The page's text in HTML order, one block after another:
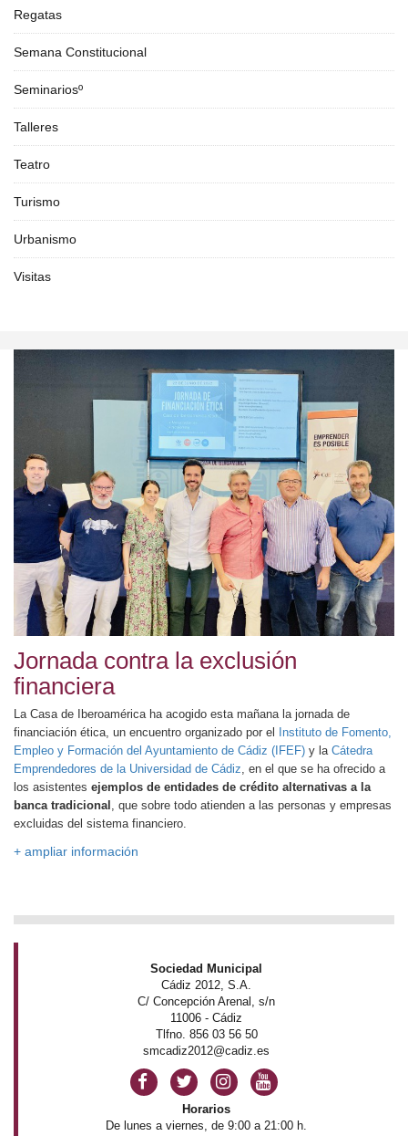
Regatas
Semana Constitucional
Seminariosº
Talleres
Teatro
Turismo
Urbanismo
Visitas
Jornada contra la exclusión
financiera
La Casa de Iberoamérica ha acogido esta mañana la jornada de
financiación ética, un encuentro organizado por el Instituto de Fomento,
Empleo y Formación del Ayuntamiento de Cádiz (IFEF) y la Cátedra
Emprendedores de la Universidad de Cádiz , en el que se ha ofrecido a
los asistentes ejemplos de entidades de crédito alternativas a la
banca tradicional , que sobre todo atienden a las personas y empresas
excluidas del sistema financiero.
+ ampliar información
Sociedad Municipal
Cádiz 2012, S.A.
C/ Concepción Arenal, s/n
11006 - Cádiz
Tlfno. 856 03 56 50
smcadiz2012@cadiz.es
Horarios
De lunes a viernes, de 9:00 a 21:00 h.